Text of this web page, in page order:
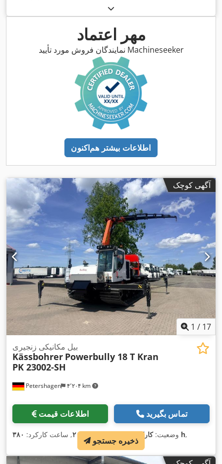
مهر اعتماد
نمایندگان فروش مورد تأیید Machineseeker
اطلاعات بیشتر هم‌اکنون
آگهی کوچک
1 / 17
Petershagen ۴٬۲۰۴ km
بیل مکانیکی زنجیری
Kässbohrer Powerbully 18 T Kran
PK 23002-SH
اطلاعات قیمت تماس بگیرید
وضعیت:کارکرده , سال ساخت: ۲۰۲۶, ساعت کارکرد: ۳۸۰ h,
ذخیره جستجو